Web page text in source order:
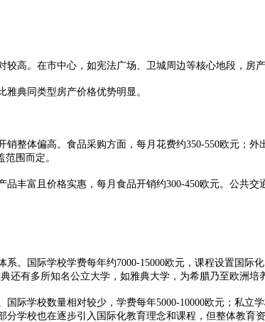
。在市中心，如宪法广场、卫城周边等核心地段，房产
典同类型房产价格优势明显。
体偏高。食品采购方面，每月花费约350-550欧元；外
围而定。
富且价格实惠，每月食品开销约300-450欧元。公共交
国际学校学费每年约7000-15000欧元，课程设置国际
还有多所知名公立大学，如雅典大学，为希腊乃至欧洲
学校数量相对较少，学费每年5000-10000欧元；私立
学校也在逐步引入国际化教育理念和课程，但整体教育